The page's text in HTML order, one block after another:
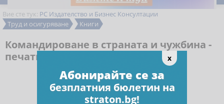
Вие сте тук: РС Издателство и Бизнес Консултации
Труд и осигуряване
Книги
Командироване в страната и чужбина -
печатно ръководство
x
Абонирайте се за
безплатния бюлетин на
straton.bg!